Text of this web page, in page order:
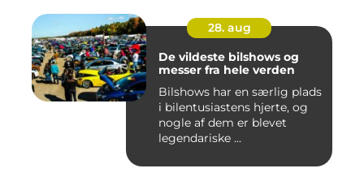
28. aug
De vildeste bilshows og
messer fra hele verden
Bilshows har en særlig plads
i bilentusiastens hjerte, og
nogle af dem er blevet
legendariske ...